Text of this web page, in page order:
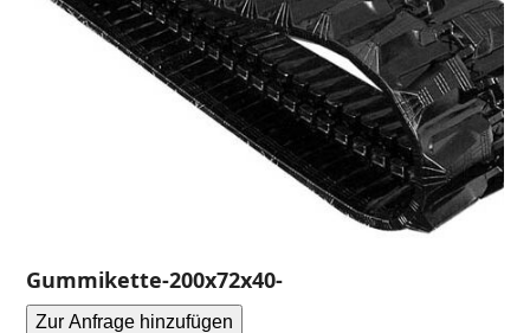
Gummikette-200x72x40-
Zur Anfrage hinzufügen